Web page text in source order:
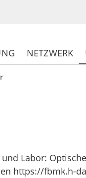
NETZWERK
Labor:
https://fbmk.h-